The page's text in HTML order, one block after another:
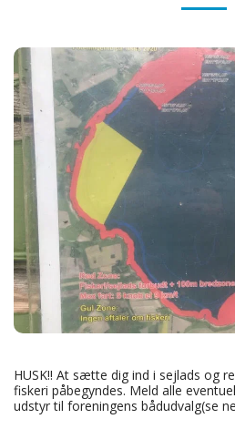
HUSK!! At sætte dig ind i sejlads og
fiskeri påbegyndes. Meld alle
udstyr til foreningens bådudvalg(se